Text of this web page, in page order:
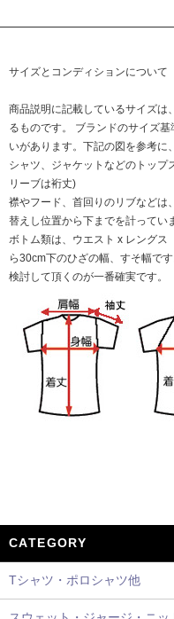
サイズとコンディションについて
商品説明に記載しているサイズは
るものです。 ブランドのサイズ
いがあります。下記の図を参考に
シャツ、ジャケットなどのトップ
リーブは裄丈)
襟やフード、首回りのリブなどは
替えし位置から下までを計ってい
ボトム類は、ウエスト x レングス
ら30cm下のひざの幅、すそ幅で
検討して頂くのが一番確実です。
CATEGORY
Tシャツ・ポロシャツ他